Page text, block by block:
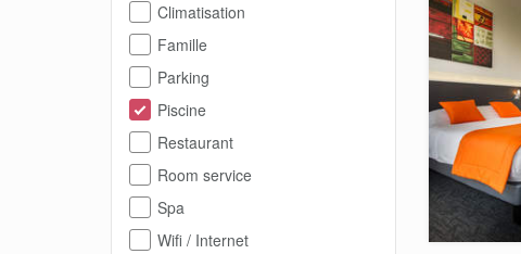
Climatisation
Famille
Parking
Piscine
Restaurant
Room service
Spa
Wifi / Internet